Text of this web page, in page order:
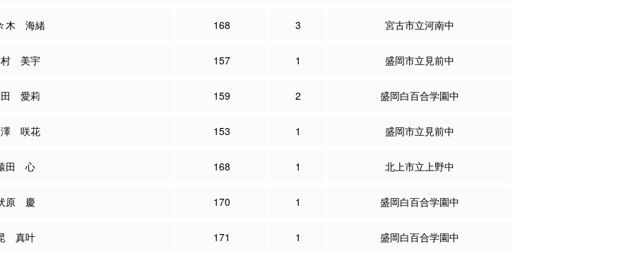
木 海緒 168 3 宮古市立河南中
村 美宇 157 1 盛岡市立見前中
田 愛莉 159 2 盛岡白百合学園中
咲花 153 1 盛岡市立見前中
田 心 168 1 北上市立上野中
原 慶 170 1 盛岡白百合学園中
真叶 171 1
盛岡白百合学園中